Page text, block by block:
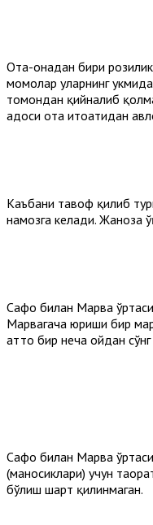
Ота-онадан бири розилик
момолар уларнинг
томондан қийналиб
адоси ота итоатидан
Каъбани тавоф қилиб
намозга келади. Жаноза
Сафо билан Марва
Марвагача юриши бир
ҳатто бир неча ойдан
Сафо билан Марва
(маносиклари) учун
бўлиш шарт қилинмаган.